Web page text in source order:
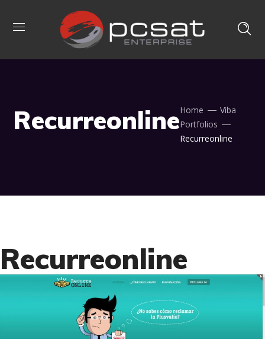
RecurreonlineHome
Viba
Portfolios
Recurreonline
Recurreonline